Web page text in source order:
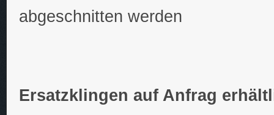
abgeschnitten werden
Ersatzklingen auf Anfrag